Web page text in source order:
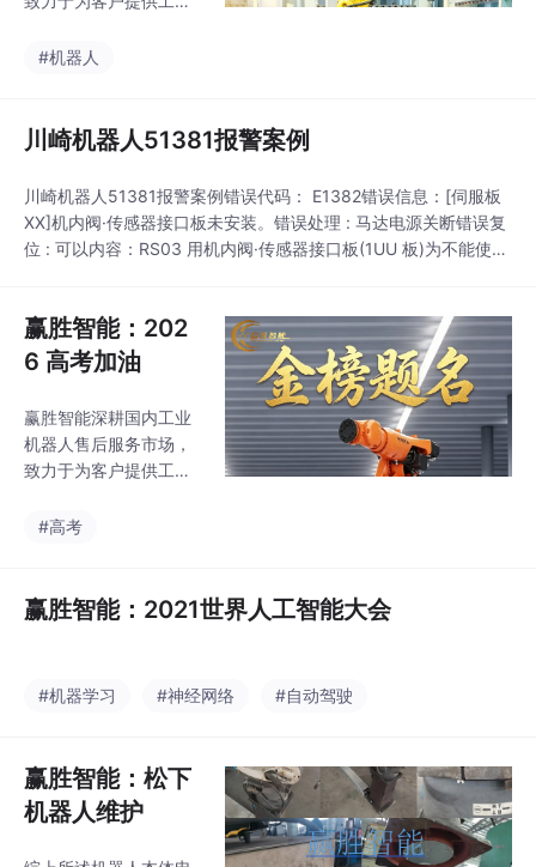
个领域的机器人应用。
驱动力，积极响应现代
求，为客户提供专业化
解决方案。我们的服务
药、化工、机加工等多
个领域的机器人应用。
公司以科技创新为核心
驱动力，积极响应现代
企业发展对高效率、高
标准、低能耗的管理需
的工业机器人全生命周
期服务。南州大暑何可
当，雪冰不解三伏凉。
满湖荷叶香。
#机器人
川崎机器人51381报警案例
川崎机器人51381报警案例错误代码： E1382错误信息：[伺服板
XX]机内阀·传感器接口板未安装。错误处理 : 马达电源关断错误复
位 : 可以内容：RS03 用机内阀·传感器接口板(1UU 板)为不能使用
用传感器输入]或[内藏阀输出]设置为“有效”，但机
赢胜智能：202
6 高考加油
赢胜智能深耕国内工业
机器人售后服务市场，
致力于为客户提供工业
解决方案。我们的服务
药、化工、机加工等多
个领域的机器人应用。
企业发展对高效率、高
的工业机器人全生命周
期服务。赢胜智能祝各
#高考
赢胜智能：2021世界人工智能大会
#机器学习 #神经网络 #自动驾驶
赢胜智能：松下
机器人维护